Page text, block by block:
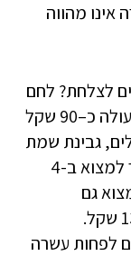
אינו מהווה
לצלחת? לחם
דגנים שלם עולה 15 שקל, פילה סלמון עולה כ–90 שקל
לבבות חסה עולים כ-9 שקלים, גבינת שמת
גם 9 שקלים. בצל סגול בצל סגול אפשר למצוא ב-4
למצוא גם
בחמישה שקלים. סך הכל למצרכים: 132 שקל.
לפחות עשרה